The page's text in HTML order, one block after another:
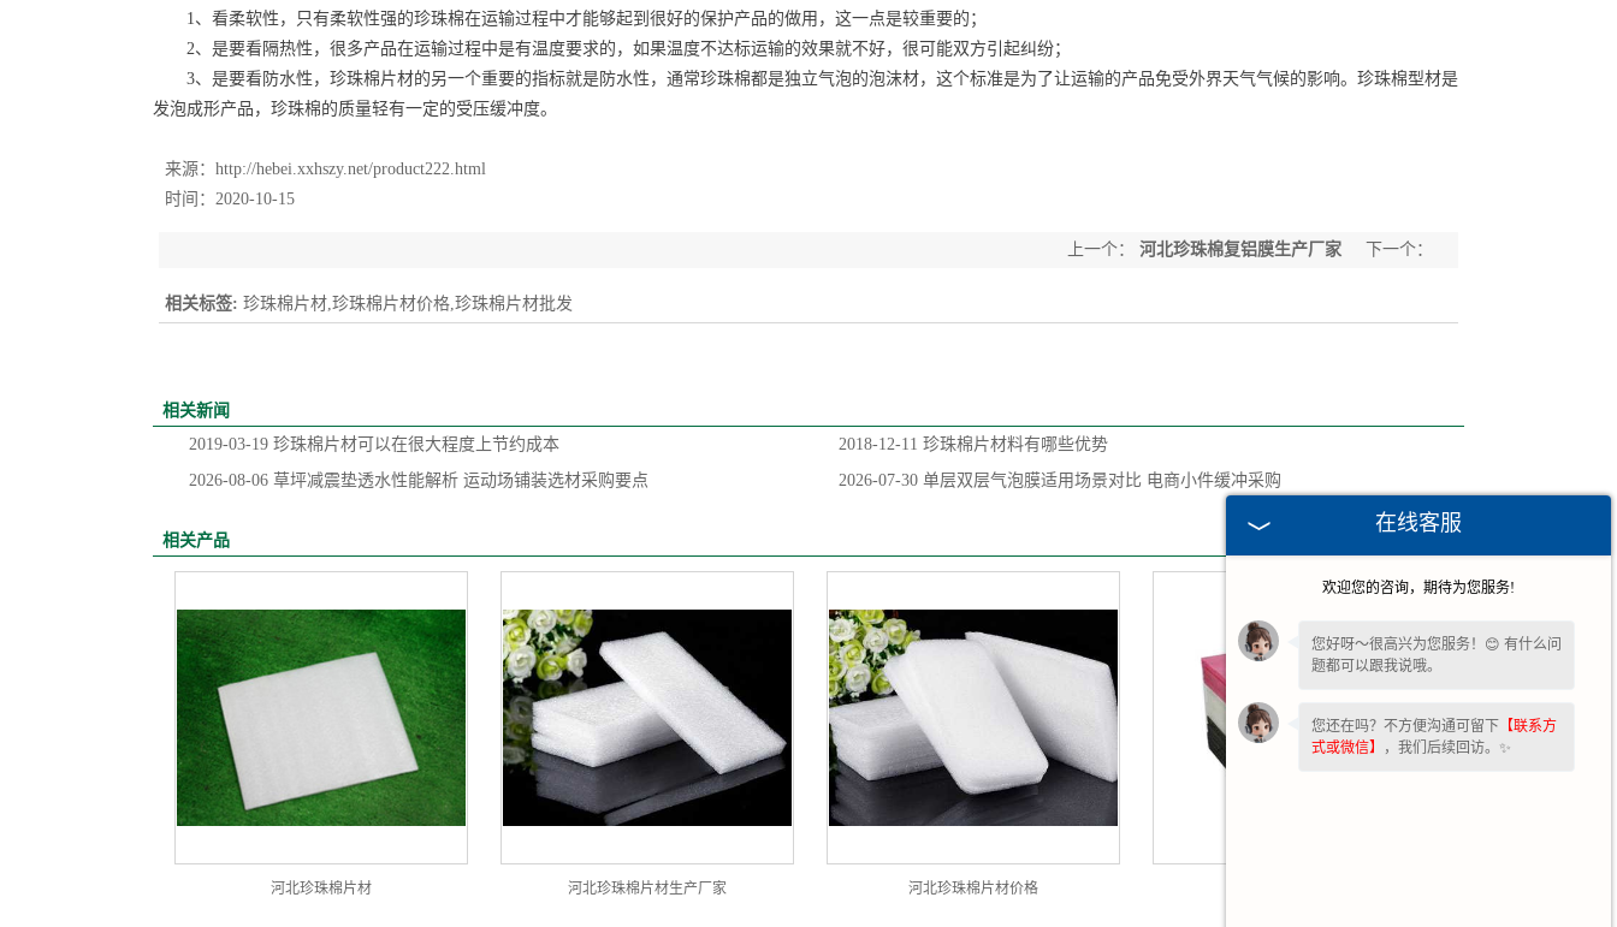
1、看柔软性，只有柔软性强的珍珠棉在运输过程中才能够起到很好的保护产品的做用，这一点是较重要的；
2、是要看隔热性，很多产品在运输过程中是有温度要求的，如果温度不达标运输的效果就不好，很可能双方引起纠纷；
3、是要看防水性，珍珠棉片材的另一个重要的指标就是防水性，通常珍珠棉都是独立气泡的泡沫材，这个标准是为了让运输的产品免受外界天气气候的影响。珍珠棉型材是
发泡成形产品，珍珠棉的质量轻有一定的受压缓冲度。
来源： http://hebei.xxhszy.net/product222.html
时间：2020-10-15
上一个： 河北珍珠棉复铝膜生产厂家
下一个：
相关标签: 珍珠棉片材,珍珠棉片材价格,珍珠棉片材批发
相关新闻
2019-03-19 珍珠棉片材可以在很大程度上节约成本 2018-12-11 珍珠棉片材料有哪些优势
2026-08-06 草坪减震垫透水性能解析 运动场铺装选材采购要点 2026-07-30 单层双层气泡膜适用场景对比 电商小件缓冲采购
相关产品
河北珍珠棉片材 河北珍珠棉片材生产厂家 河北珍珠棉片材价格
在线客服
欢迎您的咨询，期待为您服务!
您好呀～很高兴为您服务！😊 有什么问
题都可以跟我说哦。
您还在吗？不方便沟通可留下 【联系方
式或微信】
，我们后续回访。✨